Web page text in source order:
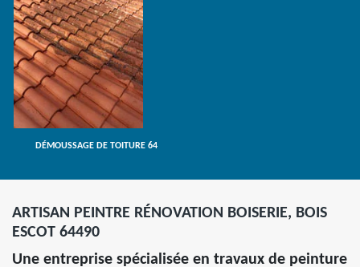
DÉMOUSSAGE DE TOITURE 64
ARTISAN PEINTRE RÉNOVATION BOISERIE, BOIS
ESCOT 64490
Une entreprise spécialisée en travaux de peinture